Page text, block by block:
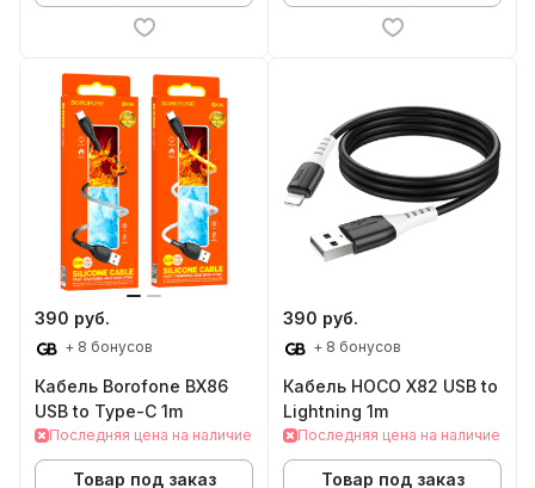
390 руб.
+ 8 бонусов
Кабель Borofone BX86
USB to Type-C 1m
Последняя цена на наличие
Товар под заказ
390 руб.
+ 8 бонусов
Кабель HOCO X82 USB to
Lightning 1m
Последняя цена на наличие
Товар под заказ